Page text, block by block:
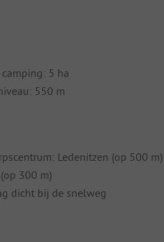
5 ha
550 m
Ledenitzen (op 500 m)
300 m)
dicht bij de snelweg